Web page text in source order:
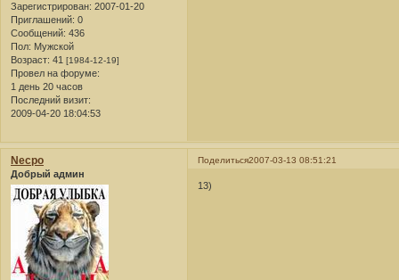
Зарегистрирован: 2007-01-20
Приглашений: 0
Сообщений: 436
Пол: Мужской
Возраст: 41 [1984-12-19]
Провел на форуме:
1 день 20 часов
Последний визит:
2009-04-20 18:04:53
Поделиться2007-03-13 08:51:21
Necpo
Добрый админ
13)